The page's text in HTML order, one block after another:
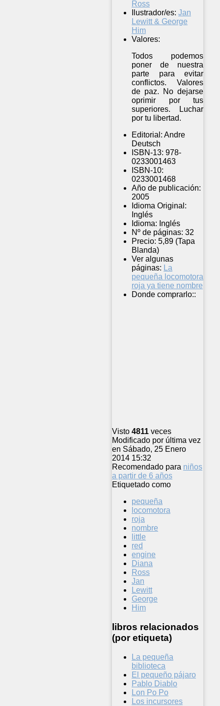
Ross
Ilustrador/es: Jan
Lewitt & George
Him
Valores:
Todos podemos
poner de nuestra
parte para evitar
conflictos. Valores
de paz. No dejarse
oprimir por tus
superiores. Luchar
por tu libertad.
Editorial: Andre
Deutsch
ISBN-13: 978-
0233001463
ISBN-10:
0233001468
Año de publicación:
2005
Idioma Original:
Inglés
Idioma: Inglés
Nº de páginas: 32
Precio: 5,89 (Tapa
Blanda)
Ver algunas
páginas: La
pequeña locomotora
roja ya tiene nombre
Donde comprarlo::
Visto 4811 veces
Modificado por última vez
en Sábado, 25 Enero
2014 15:32
Recomendado para niños
a partir de 6 años
Etiquetado como
pequeña
locomotora
roja
nombre
little
red
engine
Diana
Ross
Jan
Lewitt
George
Him
libros relacionados
(por etiqueta)
La pequeña
biblioteca
El pequeño pájaro
Pablo Diablo
Lon Po Po
Los incursores